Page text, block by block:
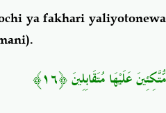
ya fakhari yaliyotonewa
مُّتَّكِئِينَ عَلَيْهَا مُتَقَابِلِينَ ﴿١٦﴾